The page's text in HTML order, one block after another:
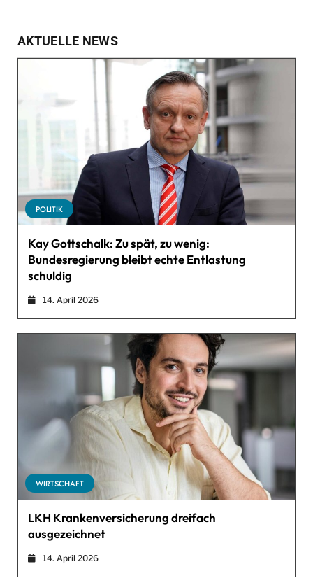
AKTUELLE NEWS
POLITIK
Kay Gottschalk: Zu spät, zu wenig:
Bundesregierung bleibt echte Entlastung
schuldig
14. April 2026
WIRTSCHAFT
LKH Krankenversicherung dreifach
ausgezeichnet
14. April 2026